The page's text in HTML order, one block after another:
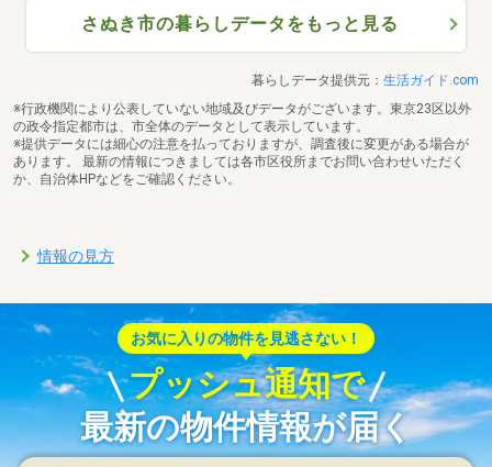
さぬき市の暮らしデータをもっと見る
暮らしデータ提供元： 生活ガイド.com
※行政機関により公表していない地域及びデータがございます。東京23区以外
の政令指定都市は、市全体のデータとして表示しています。
※提供データには細心の注意を払っておりますが、調査後に変更がある場合が
あります。 最新の情報につきましては各市区役所までお問い合わせいただく
か、自治体HPなどをご確認ください。
情報の見方
お気に入りの物件を見逃さない！
プッシュ通知で
最新の物件情報が届く